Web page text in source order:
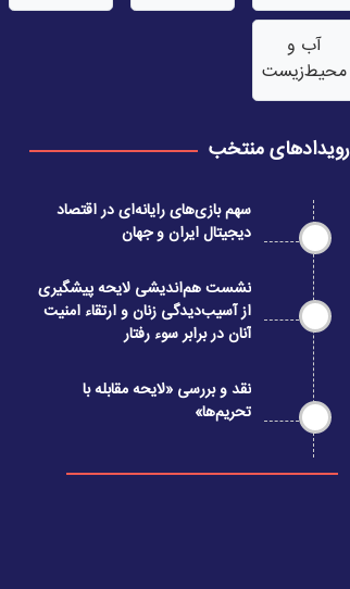
آب‌ و
محیط‌زیست
رویدادهای منتخب
سهم بازی‌های رایانه‌ای در اقتصاد
دیجیتال ایران و جهان
نشست هم‌اندیشی لایحه پیشگیری
از آسیب‌دیدگی زنان و ارتقاء امنیت
آنان در برابر سوء رفتار
نقد و بررسی «لایحه مقابله با
تحریم‌ها»